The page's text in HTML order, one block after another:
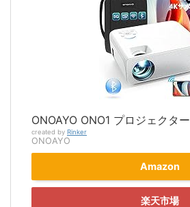
ONOAYO ONO1 プロジェクター
created by Rinker
ONOAYO
Amazon
楽天市場